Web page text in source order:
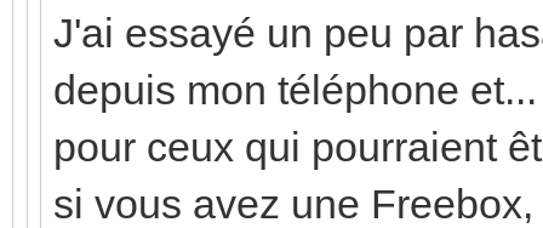
J'ai essayé un peu par
depuis mon téléphone
pour ceux qui pourraient
si vous avez une